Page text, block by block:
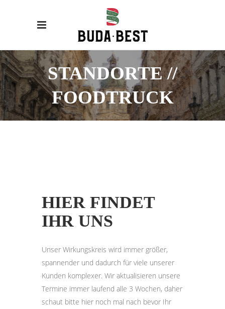
STANDORTE //
FOODTRUCK
HIER FINDET
IHR UNS
Unser Wirkungskreis wird immer größer,
spannender und dadurch für viele unserer
Kunden komplexer. Wir aktualisieren unsere
Termine immer laufend alle 3 Wochen, daher
schaut bitte hier noch mal nach bevor Ihr